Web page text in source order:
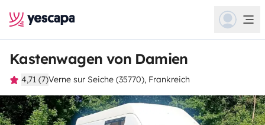
Kastenwagen von Damien
4,71 (7)Verne sur Seiche (35770), Frankreich